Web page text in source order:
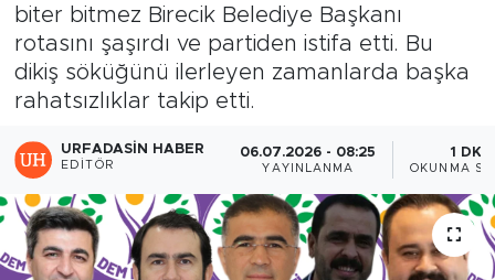
biter bitmez Birecik Belediye Başkanı
rotasını şaşırdı ve partiden istifa etti. Bu
dikiş söküğünü ilerleyen zamanlarda başka
rahatsızlıklar takip etti.
URFADASIN HABER
EDITÖR
06.07.2026 - 08:25
YAYINLANMA
1 DK
OKUNMA